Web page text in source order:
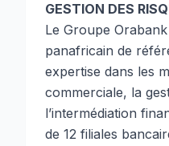
GESTION DES
Le Groupe
panafricain de
expertise dans les
commerciale, la
l’intermédiation
de 12 filiales